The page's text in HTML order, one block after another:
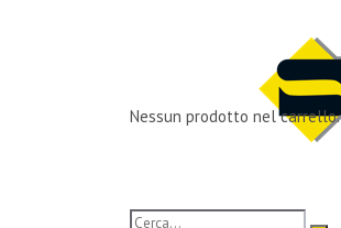
Nessun prodotto nel carrello.